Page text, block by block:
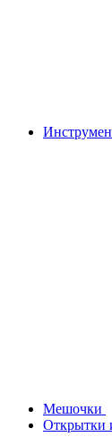
Мешочки
Открытки